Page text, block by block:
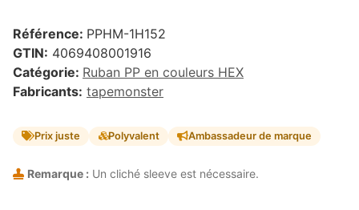
Référence: PPHM-1H152
GTIN: 4069408001916
Catégorie: Ruban PP en couleurs HEX
Fabricants: tapemonster
Prix juste Polyvalent Ambassadeur de marque
Remarque : Un cliché sleeve est nécessaire.